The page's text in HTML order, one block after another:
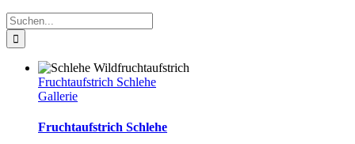
Suche
nach:
Fruchtaufstrich Schlehe
Gallerie
Fruchtaufstrich Schlehe